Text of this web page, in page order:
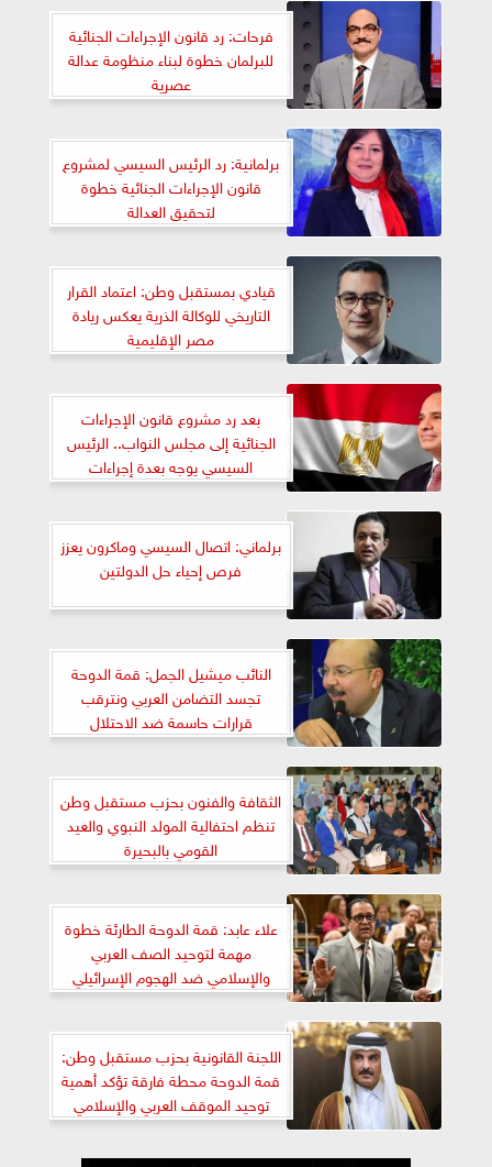
فرحات: رد قانون الإجراءات الجنائية
للبرلمان خطوة لبناء منظومة عدالة
عصرية
برلمانية: رد الرئيس السيسي لمشروع
قانون الإجراءات الجنائية خطوة
لتحقيق العدالة
قيادي بمستقبل وطن: اعتماد القرار
التاريخي للوكالة الذرية يعكس ريادة
مصر الإقليمية
بعد رد مشروع قانون الإجراءات
الجنائية إلى مجلس النواب.. الرئيس
السيسي يوجه بعدة إجراءات
برلماني: اتصال السيسي وماكرون يعزز
فرص إحياء حل الدولتين
النائب ميشيل الجمل: قمة الدوحة
تجسد التضامن العربي ونترقب
قرارات حاسمة ضد الاحتلال
الثقافة والفنون بحزب مستقبل وطن
تنظم احتفالية المولد النبوي والعيد
القومي بالبحيرة
علاء عابد: قمة الدوحة الطارئة خطوة
مهمة لتوحيد الصف العربي
والإسلامي ضد الهجوم الإسرائيلي
اللجنة القانونية بحزب مستقبل وطن:
قمة الدوحة محطة فارقة تؤكد أهمية
توحيد الموقف العربي والإسلامي